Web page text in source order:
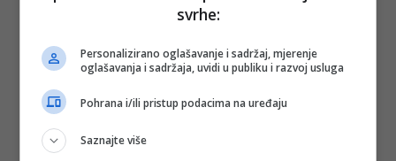
svrhe:
Personalizirano oglašavanje i sadržaj, mjerenje
oglašavanja i sadržaja, uvidi u publiku i razvoj usluga
Pohrana i/ili pristup podacima na uređaju
Saznajte više